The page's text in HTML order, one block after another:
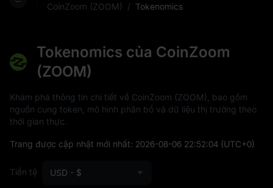
CoinZoom (ZOOM)
/ Tokenomics
Tokenomics của CoinZoom
(ZOOM)
Khám phá thông tin chi tiết về CoinZoom (ZOOM), bao gồm
nguồn cung token, mô hình phân bổ và dữ liệu thị trường theo
thời gian thực.
Trang được cập nhật mới nhất: 2026-08-06 22:52:04 (UTC+0)
Tiền tệ USD - $